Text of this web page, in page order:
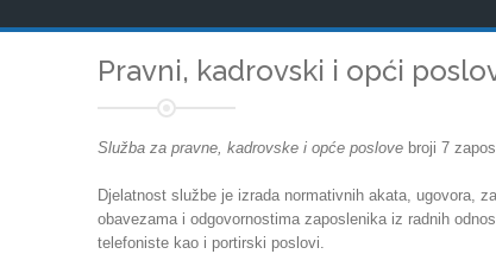
Pravni, kadrovski i opći
Služba za pravne, kadrovske i opće poslove broji 7
Djelatnost službe je izrada normativnih akata, ugovora,
obavezama i odgovornostima zaposlenika iz radnih
telefoniste kao i portirski poslovi.